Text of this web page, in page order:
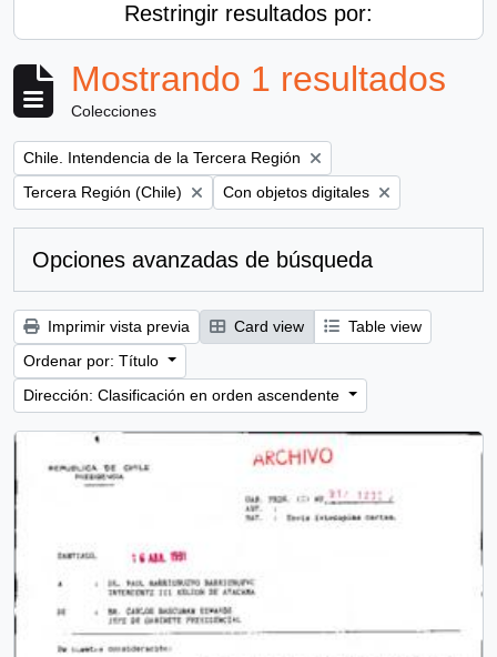
Restringir resultados por:
Mostrando 1 resultados
Colecciones
Remove filter:
Chile. Intendencia de la Tercera Región
Remove filter:
Tercera Región (Chile) Remove filter:
Con objetos digitales
Opciones avanzadas de búsqueda
Imprimir vista previa Card view
Table view
Ordenar por: Título
Dirección: Clasificación en orden ascendente